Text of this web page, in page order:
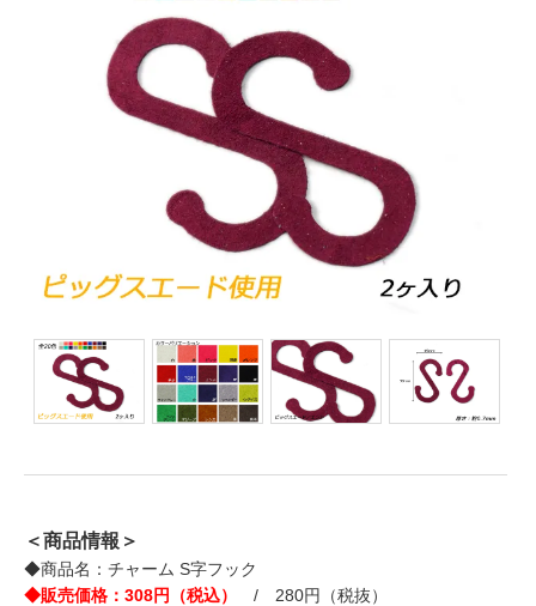
＜商品情報＞
◆商品名：チャーム S字フック
◆販売価格：308円（税込）
/ 280円（税抜）